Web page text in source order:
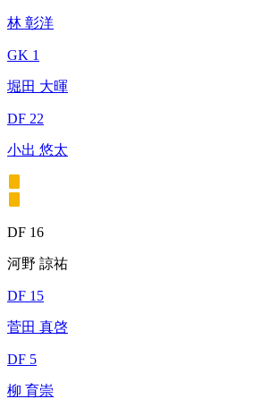
林 彰洋
GK 1
堀田 大暉
DF 22
小出 悠太
DF 16
河野 諒祐
DF 15
菅田 真啓
DF 5
柳 育崇